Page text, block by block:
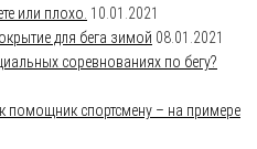
или плохо. 10.01.2021
для бега зимой 08.01.2021
соревнованиях по бегу?
помощник спортсмену – на примере